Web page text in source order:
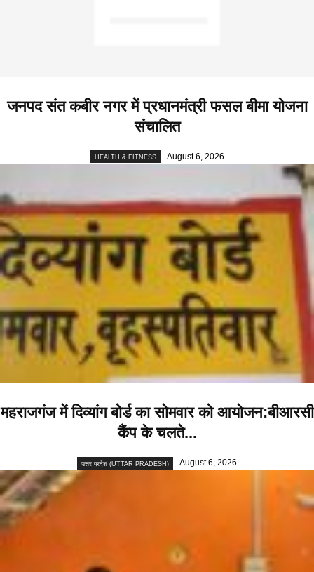
जनपद संत कबीर नगर में प्रधानमंत्री फसल बीमा योजना
संचालित
HEALTH & FITNESS August 6, 2026
महराजगंज में दिव्यांग बोर्ड का सोमवार को आयोजन:बीआरसी
कैंप के चलते...
उत्तर प्रदेश (UTTAR PRADESH) August 6, 2026